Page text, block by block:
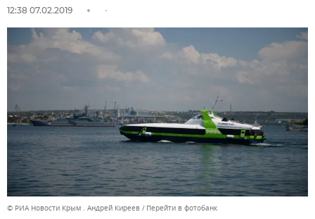
12:38 07.02.2019
© РИА Новости Крым . Андрей Киреев Перейти в фотобанк